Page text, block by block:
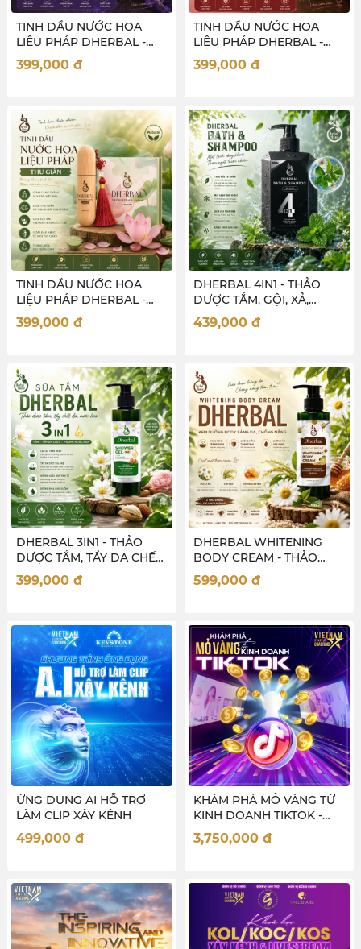
TINH DẦU NƯỚC HOA
LIỆU PHÁP DHERBAL -
XOA DỊU
399,000 đ
TINH DẦU NƯỚC HOA
LIỆU PHÁP DHERBAL -
THƯ THÁI
399,000 đ
TINH DẦU NƯỚC HOA
LIỆU PHÁP DHERBAL -
THƯ GIÃN
399,000 đ
DHERBAL 4IN1 - THẢO
DƯỢC TẮM, GỘI, XẢ,
NƯỚC HOA CHO NAM
439,000 đ
DHERBAL 3IN1 - THẢO
DƯỢC TẮM, TẨY DA CHẾT,
NƯỚC HOA CHO NỮ
399,000 đ
DHERBAL WHITENING
BODY CREAM - THẢO
DƯỢC SÁNG DA CHỐNG
NẮNG TOÀN THÂN
599,000 đ
ỨNG DỤNG AI HỖ TRỢ
LÀM CLIP XÂY KÊNH
499,000 đ
KHÁM PHÁ MỎ VÀNG TỪ
KINH DOANH TIKTOK -
new
3,750,000 đ